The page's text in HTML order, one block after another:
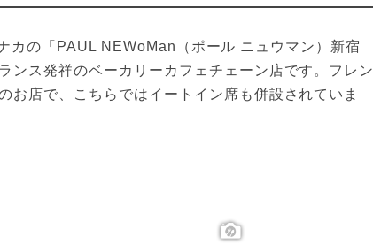
カの「PAUL NEWoMan（ポール ニュウマン）新宿
ンス発祥のベーカリーカフェチェーン店です。フレン
お店で、こちらではイートイン席も併設されていま